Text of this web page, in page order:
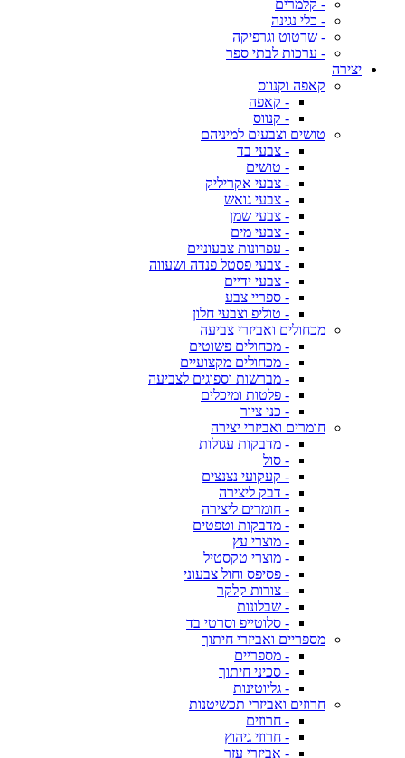
- קלמרים
- כלי נגינה
- שרטוט וגרפיקה
- ערכות לבתי ספר
יצירה
קאפה וקנווס
- קאפה
- קנווס
טושים וצבעים למיניהם
- צבעי בד
- טושים
- צבעי אקריליק
- צבעי גואש
- צבעי שמן
- צבעי מים
- עפרונות צבעוניים
- צבעי פסטל פנדה ושעווה
- צבעי ידיים
- ספריי צבע
- טוליפ וצבעי חלון
מכחולים ואביזרי צביעה
- מכחולים פשוטים
- מכחולים מקצועיים
- מברשות וספוגים לצביעה
- פלטות ומיכלים
- כני ציור
חומרים ואביזרי יצירה
- מדבקות עגולות
- סול
- קעקועי נצנצים
- דבק ליצירה
- חומרים ליצירה
- מדבקות וטפטים
- מוצרי עץ
- מוצרי טקסטיל
- פסיפס וחול צבעוני
- צורות קלקר
- שבלונות
- סלוטייפ וסרטי בד
מספריים ואביזרי חיתוך
- מספריים
- סכיני חיתוך
- גליוטינות
חרוזים ואביזרי תכשיטנות
- חרוזים
- חרוזי גיהוץ
- אביזרי עזר